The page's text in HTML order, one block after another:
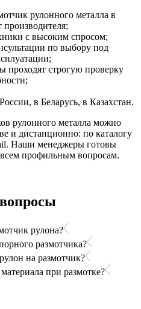
рулонного металла в
с высоким спросом;
по выбору под
проходят строгую проверку
в Беларусь, в Казахстан.
рулонного металла можно
и дистанционно: по каталогу
Наши менеджеры готовы
всем профильным вопросам.
рулона?
размотчика?
на размотчик?
при размотке?